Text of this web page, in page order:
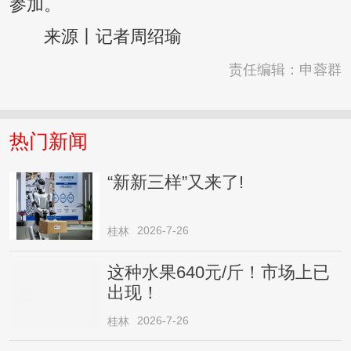
参加。
来源丨记者周绍瑜
责任编辑：申蓉群
热门新闻
“新新三样”又来了!
桂林 2026-7-26
这种水果640元/斤！市场上已
出现！
桂林 2026-7-26